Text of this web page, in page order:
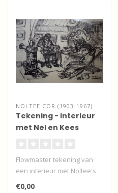
NOLTEE COR (1903-1967)
Tekening - interieur
met Nel en Kees
Flowmaster tekening van
een interieur met Noltee's
vrouw Nel en collega
€0,00